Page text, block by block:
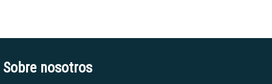
Sobre nosotros